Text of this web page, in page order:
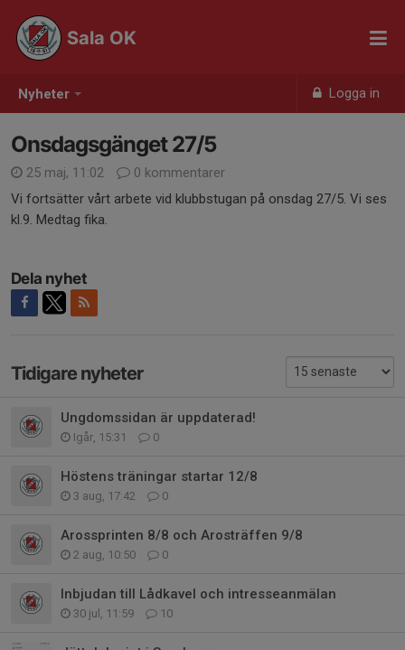
Nyheter Logga in
Sala OK
Onsdagsgänget 27/5
25 maj, 11:02
0 kommentarer
Vi fortsätter vårt arbete vid klubbstugan på onsdag 27/5. Vi ses
kl.9. Medtag fika.
Dela nyhet
Tidigare nyheter
Ungdomssidan är uppdaterad!
Igår, 15:31 0
Höstens träningar startar 12/8
3 aug, 17:42 0
Arossprinten 8/8 och Arosträffen 9/8
2 aug, 10:50 0
Inbjudan till Lådkavel och intresseanmälan
30 jul, 11:59 10